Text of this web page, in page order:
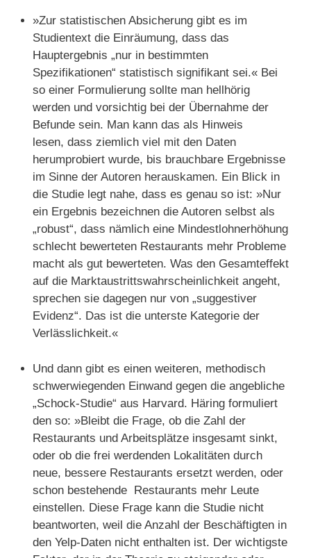
»Zur statistischen Absicherung gibt es im
Studientext die Einräumung, dass das
Hauptergebnis „nur in bestimmten
Spezifikationen“ statistisch signifikant sei.« Bei
so einer Formulierung sollte man hellhörig
werden und vorsichtig bei der Übernahme der
Befunde sein. Man kann das als Hinweis
lesen, dass ziemlich viel mit den Daten
herumprobiert wurde, bis brauchbare Ergebnisse
im Sinne der Autoren herauskamen. Ein Blick in
die Studie legt nahe, dass es genau so ist: »Nur
ein Ergebnis bezeichnen die Autoren selbst als
„robust“, dass nämlich eine Mindestlohnerhöhung
schlecht bewerteten Restaurants mehr Probleme
macht als gut bewerteten. Was den Gesamteffekt
auf die Marktaustrittswahrscheinlichkeit angeht,
sprechen sie dagegen nur von „suggestiver
Evidenz“. Das ist die unterste Kategorie der
Verlässlichkeit.«
Und dann gibt es einen weiteren, methodisch
schwerwiegenden Einwand gegen die angebliche
„Schock-Studie“ aus Harvard. Häring formuliert
den so: »Bleibt die Frage, ob die Zahl der
Restaurants und Arbeitsplätze insgesamt sinkt,
oder ob die frei werdenden Lokalitäten durch
neue, bessere Restaurants ersetzt werden, oder
schon bestehende Restaurants mehr Leute
einstellen. Diese Frage kann die Studie nicht
beantworten, weil die Anzahl der Beschäftigten in
den Yelp-Daten nicht enthalten ist. Der wichtigste